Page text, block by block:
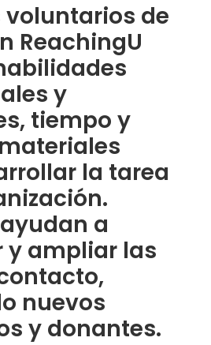
voluntarios de
ReachingU
y
tiempo y
la tarea
a
y ampliar las
nuevos
y donantes.